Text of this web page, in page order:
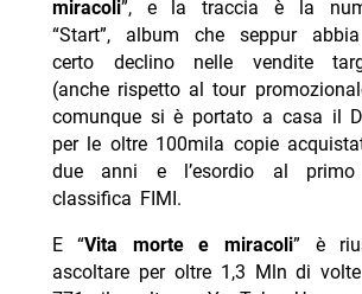
miracoli”, e la traccia è la
“Start”, album che seppur
certo declino nelle vendite
(anche rispetto al tour
comunque si è portato a casa il
per le oltre 100mila copie
due anni e l’esordio al
classifica FIMI.
E “Vita morte e miracoli” è
ascoltare per oltre 1,3 Mln di